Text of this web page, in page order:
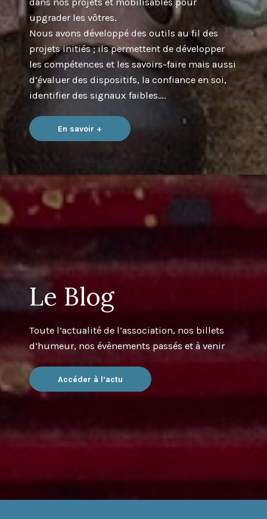
upgrader les vôtres.
Nous avons développé des outils au fil des
projets initiés ; ils permettent de développer
les compétences et les savoirs-faire mais aussi
d’évaluer des dispositifs, la confiance en soi,
identifier des signaux faibles….
En savoir +
Le Blog
Toute l’actualité de l’association, nos billets
d’humeur, nos évènements passés et à venir
Accéder à l’actu